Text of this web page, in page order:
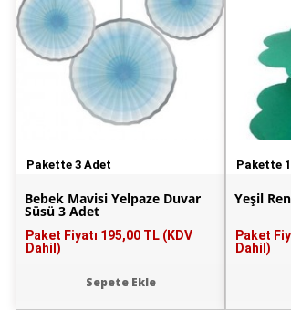
Pakette 3 Adet
Bebek Mavisi Yelpaze Duvar
Süsü 3 Adet
Paket Fiyatı 195,00 TL (KDV
Dahil)
Sepete Ekle
Pakette
Yeşil
Paket
Dahil)